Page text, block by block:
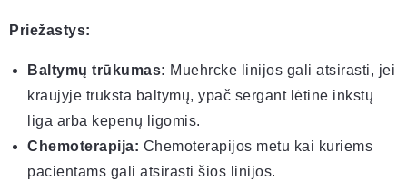
Priežastys:
Baltymų trūkumas: Muehrcke linijos gali atsirasti, jei
kraujyje trūksta baltymų, ypač sergant lėtine inkstų
liga arba kepenų ligomis.
Chemoterapija: Chemoterapijos metu kai kuriems
pacientams gali atsirasti šios linijos.